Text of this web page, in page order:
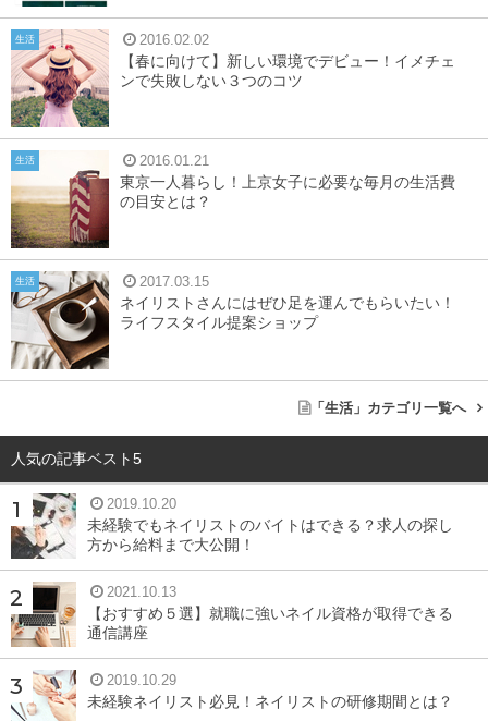
生活 2016.02.02
【春に向けて】新しい環境でデビュー！イメチェ
ンで失敗しない３つのコツ
生活 2016.01.21
東京一人暮らし！上京女子に必要な毎月の生活費
の目安とは？
生活 2017.03.15
ネイリストさんにはぜひ足を運んでもらいたい！
ライフスタイル提案ショップ
「生活」カテゴリ一覧へ
人気の記事ベスト5
2019.10.20
未経験でもネイリストのバイトはできる？求人の探し
方から給料まで大公開！
2021.10.13
【おすすめ５選】就職に強いネイル資格が取得できる
通信講座
2019.10.29
未経験ネイリスト必見！ネイリストの研修期間とは？